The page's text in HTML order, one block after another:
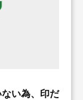
い為、印だ